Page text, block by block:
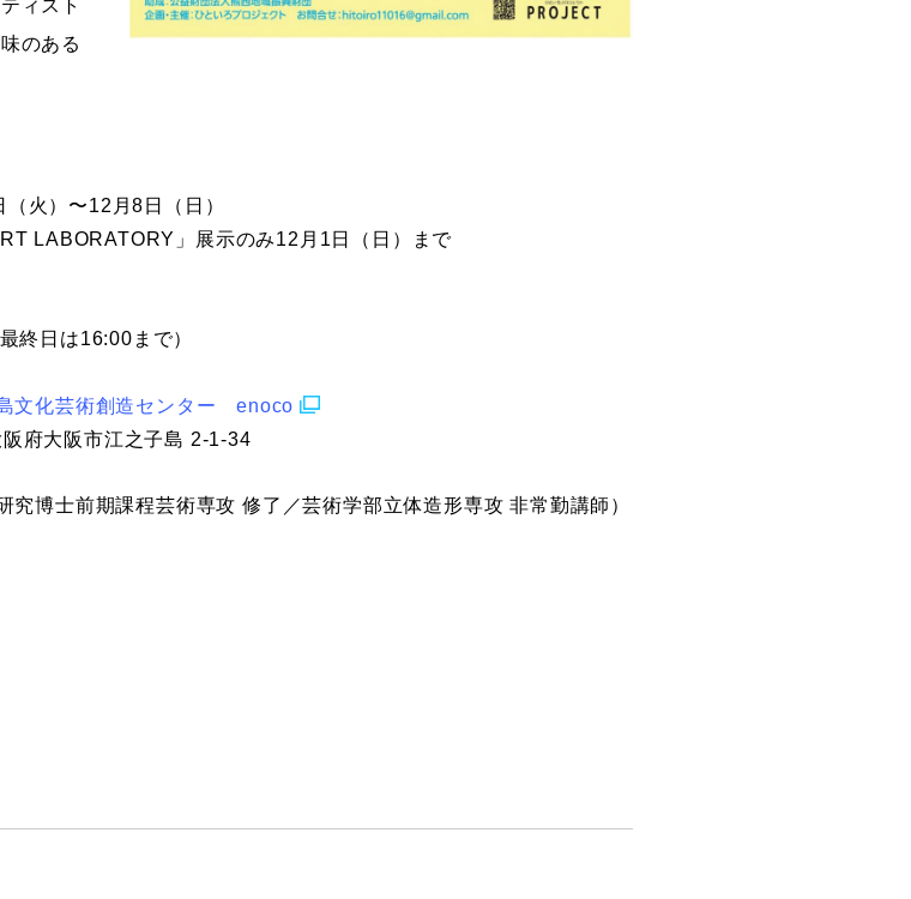
ィスト
のある
火）〜12月8日（日）
LABORATORY」展示のみ12月1日（日）まで
終日は16:00まで）
文化芸術創造センター enoco
府大阪市江之子島 2-1-34
究博士前期課程芸術専攻 修了／芸術学部立体造形専攻 非常勤講師）